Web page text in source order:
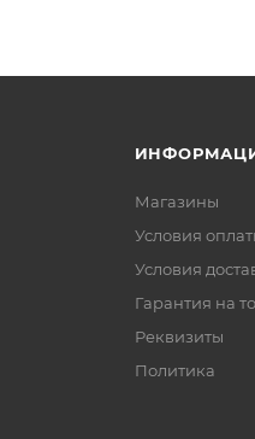
Магазины
Условия
Условия
Гарантия на
Реквизиты
Политика